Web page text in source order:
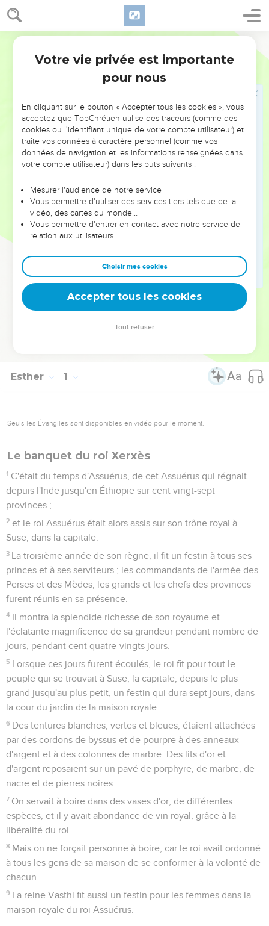
Esther Introduction
Suse. Sa description du personnage sensuel et cruel de
Xerxès correspond à ce que l’on en sait par ailleurs. Les
textes extra-bibliques ne mentionnent pas Esther, mais une
tablette cunéiforme de Borsippa, près de Babylone, parle
d’un certain Marduka, haut fonctionnaire de la cour de Suse,
que certains identifient à Mardochée.
Esther est le seul livre de toute la Bible où le nom de Dieu
est totalement absent. Le récit suggère avec force que le
cours de la vie d’Esther n’est pas dû au hasard : « Qui sait si
ce n’est pas en vue de telles circonstances que tu es
émaillée d’événements apparemment fortuits et pourtant
décisifs, comme, par exemple, en 6.1, l’insomnie de
l’empereur, sa décision de lire le livre des Annales et sa
lecture du passage concernant l’intervention salutaire de
l’absence de toute mention de son nom exprime le drame
de l’exil : dispersé au milieu des païens, le peuple n’est pas
chez lui, là où le Temple se reconstruit.
permission. All rights reserved worldwide.
Esther 1
Seuls les Évangiles sont disponibles en vidéo pour le moment.
Le banquet du roi Xerxès
1 C'était du temps d'Assuérus, de cet Assuérus qui régnait
depuis l'Inde jusqu'en Éthiopie sur cent vingt-sept
provinces ;
2 et le roi Assuérus était alors assis sur son trône royal à
Suse, dans la capitale.
3 La troisième année de son règne, il fit un festin à tous ses
princes et à ses serviteurs ; les commandants de l'armée des
Perses et des Mèdes, les grands et les chefs des provinces
furent réunis en sa présence.
4 Il montra la splendide richesse de son royaume et
l'éclatante magnificence de sa grandeur pendant nombre de
jours, pendant cent quatre-vingts jours.
5 Lorsque ces jours furent écoulés, le roi fit pour tout le
peuple qui se trouvait à Suse, la capitale, depuis le plus
grand jusqu'au plus petit, un festin qui dura sept jours, dans
la cour du jardin de la maison royale.
6 Des tentures blanches, vertes et bleues, étaient attachées
par des cordons de byssus et de pourpre à des anneaux
d'argent et à des colonnes de marbre. Des lits d'or et
d'argent reposaient sur un pavé de porphyre, de marbre, de
nacre et de pierres noires.
7 On servait à boire dans des vases d'or, de différentes
espèces, et il y avait abondance de vin royal, grâce à la
libéralité du roi.
8 Mais on ne forçait personne à boire, car le roi avait ordonné
à tous les gens de sa maison de se conformer à la volonté de
chacun.
9 La reine Vasthi fit aussi un festin pour les femmes dans la
maison royale du roi Assuérus.
Votre vie privée est importante
pour nous
En cliquant sur le bouton « Accepter tous les cookies », vous
acceptez que TopChrétien utilise des traceurs (comme des
cookies ou l'identifiant unique de votre compte utilisateur) et
traite vos données à caractère personnel (comme vos
données de navigation et les informations renseignées dans
votre compte utilisateur) dans les buts suivants :
Mesurer l'audience de notre service
Vous permettre d'utiliser des services tiers tels que de la
vidéo, des cartes du monde…
Vous permettre d'entrer en contact avec notre service de
relation aux utilisateurs.
Choisir mes cookies
Accepter tous les cookies
Tout refuser